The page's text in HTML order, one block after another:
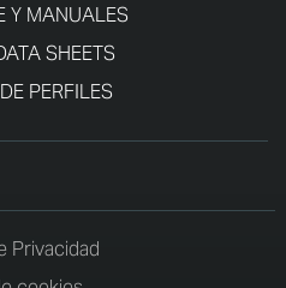
Y MANUALES
SHEETS
PERFILES
Privacidad